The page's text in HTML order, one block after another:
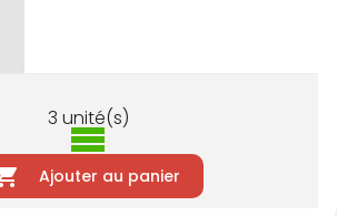
3 unité(s)
Ajouter au panier